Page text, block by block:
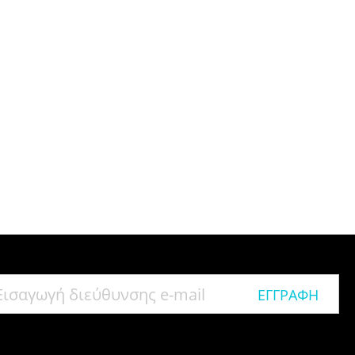
ΕΓΓΡΑΦΉ